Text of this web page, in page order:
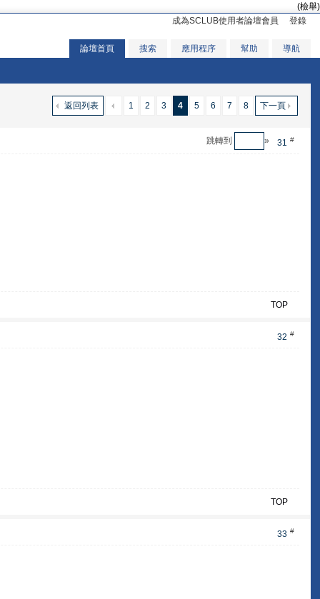
(檢舉)
成為SCLUB使用者論壇會員
登錄
論壇首頁 搜索 應用程序 幫助 導航
1 2 3 4 5 6 7 8 下一頁
返回列表
31 #
跳轉到 »
TOP
32 #
TOP
33 #